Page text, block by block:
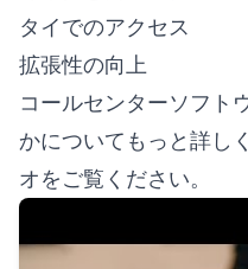
タイでのアクセス
拡張性の向上
コールセンターソフト
かについてもっと詳し
オをご覧ください。